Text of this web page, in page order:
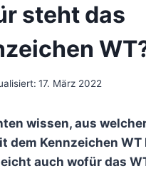
steht das
17. März 2022
wissen, aus
dem Kennzeichen WT
auch wofür das